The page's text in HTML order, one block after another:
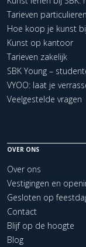
Tarieven particulieren
Hoe koop je kunst
Kunst op kantoor
Tarieven zakelijk
SBK Young –
VYOO: laat je
Veelgestelde vragen
OVER ONS
Over ons
Vestigingen en
Gesloten op
Contact
Blijf op de hoogte
Blog